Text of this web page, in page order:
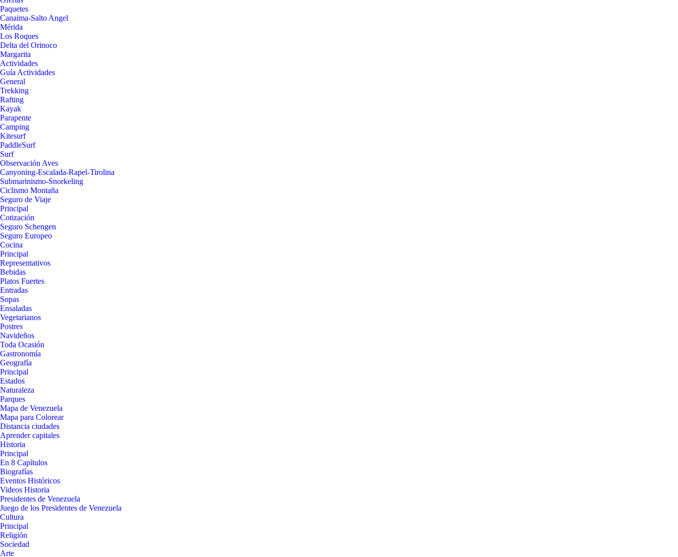
Paquetes
Canaima-Salto Angel
Mérida
Los Roques
Delta del Orinoco
Margarita
Actividades
Guía Actividades
General
Trekking
Rafting
Kayak
Parapente
Camping
Kitesurf
PaddleSurf
Surf
Observación Aves
Canyoning-Escalada-Rapel-Tirolina
Submarinismo-Snorkeling
Ciclismo Montaña
Seguro de Viaje
Principal
Cotización
Seguro Schengen
Seguro Europeo
Cocina
Principal
Representativos
Bebidas
Platos Fuertes
Entradas
Sopas
Ensaladas
Vegetarianos
Postres
Navideños
Toda Ocasión
Gastronomía
Geografía
Principal
Estados
Naturaleza
Parques
Mapa de Venezuela
Mapa para Colorear
Distancia ciudades
Aprender capitales
Historia
Principal
En 8 Capítulos
Biografías
Eventos Históricos
Videos Historia
Presidentes de Venezuela
Juego de los Presidentes de Venezuela
Cultura
Principal
Religión
Sociedad
Arte